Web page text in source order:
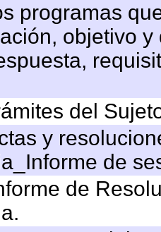
programas
objetivo
del
y
de
de